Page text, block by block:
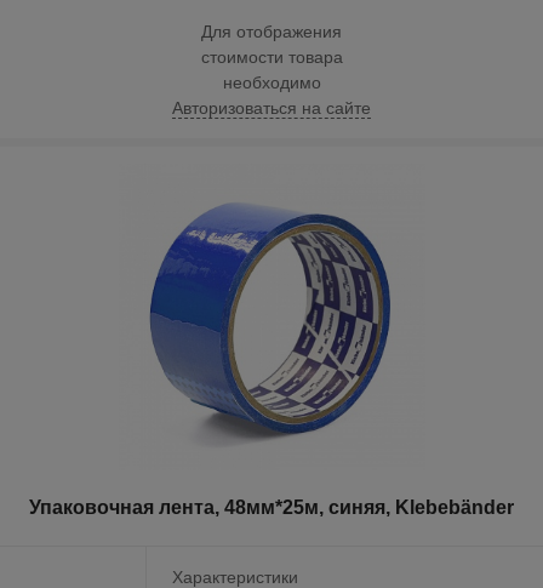
Для отображения
стоимости товара
необходимо
Авторизоваться на сайте
Упаковочная лента, 48мм*25м, синяя, Klebebänder
Характеристики